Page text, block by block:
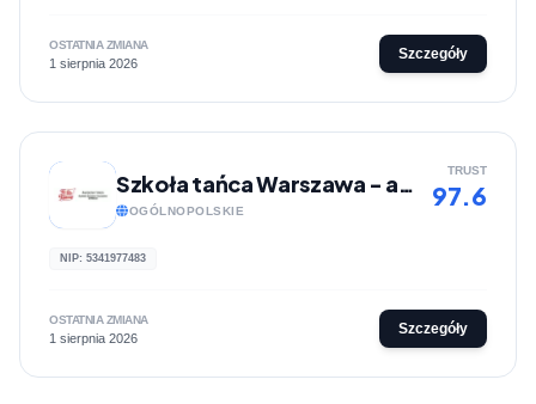
OSTATNIA ZMIANA
1 sierpnia 2026
Szczegóły
Szkoła tańca Warszawa - akademia tańca | Tu Się Tańczy
OGÓLNOPOLSKIE
TRUST
97.6
NIP: 5341977483
OSTATNIA ZMIANA
1 sierpnia 2026
Szczegóły